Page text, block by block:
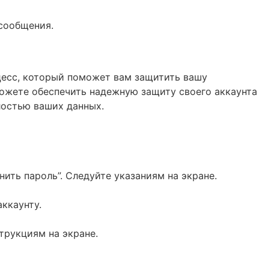
который поможет вам защитить вашу
обеспечить надежную защиту своего аккаунта
ваших данных.
пароль”. Следуйте указаниям на экране.
на экране.